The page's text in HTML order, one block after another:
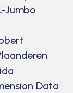
Jumbo
Data